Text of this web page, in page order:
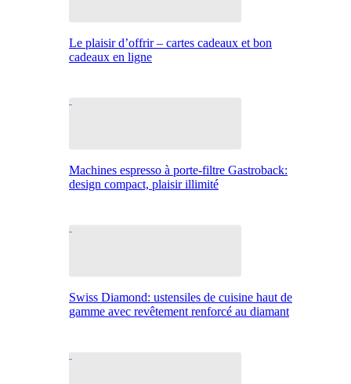
Le plaisir d’offrir – cartes cadeaux et bon
cadeaux en ligne
Machines espresso à porte-filtre Gastroback:
design compact, plaisir illimité
Swiss Diamond: ustensiles de cuisine haut de
gamme avec revêtement renforcé au diamant